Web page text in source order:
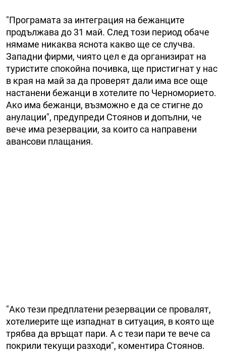
"Програмата за интеграция на бежанците
продължава до 31 май. След този период обаче
нямаме никаква яснота какво ще се случва.
Западни фирми, чиято цел е да организират на
туристите спокойна почивка, ще пристигнат у нас
в края на май за да проверят дали има все още
настанени бежанци в хотелите по Черноморието.
Ако има бежанци, възможно е да се стигне до
анулации", предупреди Стоянов и допълни, че
вече има резервации, за които са направени
авансови плащания.
"Ако тези предплатени резервации се провалят,
хотелиерите ще изпаднат в ситуация, в която ще
трябва да връщат пари. А с тези пари те вече са
покрили текущи разходи", коментира Стоянов.